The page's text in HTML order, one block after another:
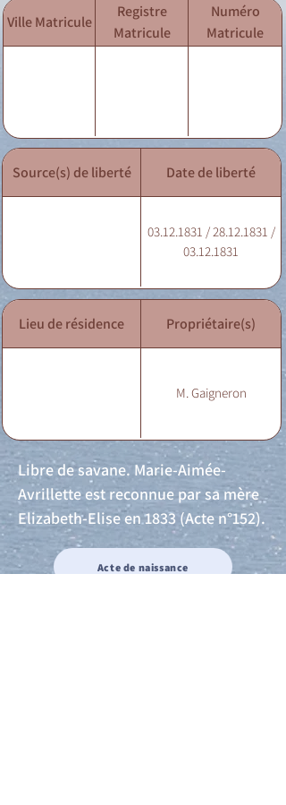
Ville Matricule
Registre
Matricule
Numéro
Matricule
Source(s) de liberté Date de liberté
03.12.1831 / 28.12.1831 /
03.12.1831
Lieu de résidence Propriétaire(s)
M. Gaigneron
Libre de savane. Marie-Aimée-
Avrillette est reconnue par sa mère
Elizabeth-Elise en 1833 (Acte n°152).
Acte de naissance